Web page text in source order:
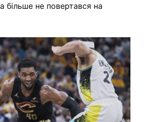
більше не повертався на